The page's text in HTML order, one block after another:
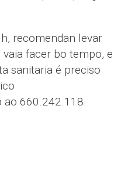
recomendan levar
facer bo tempo, e
sanitaria é preciso
660.242.118.